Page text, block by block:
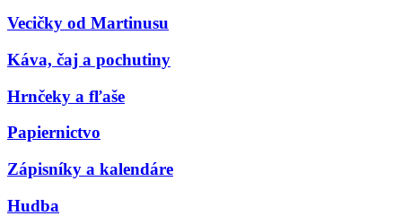
Vecičky od Martinusu
Káva, čaj a pochutiny
Hrnčeky a fľaše
Papiernictvo
Zápisníky a kalendáre
Hudba